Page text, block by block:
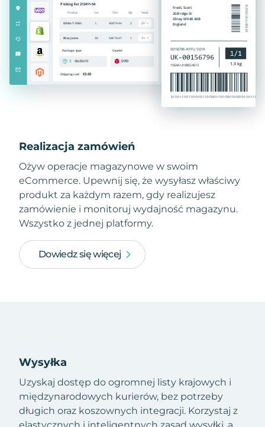
Realizacja zamówień
Ożyw operacje magazynowe w swoim
eCommerce. Upewnij się, że wysyłasz właściwy
produkt za każdym razem, gdy realizujesz
zamówienie i monitoruj wydajność magazynu.
Wszystko z jednej platformy.
Dowiedz się więcej
Wysyłka
Uzyskaj dostęp do ogromnej listy krajowych i
międzynarodowych kurierów, bez potrzeby
długich oraz koszownych integracji. Korzystaj z